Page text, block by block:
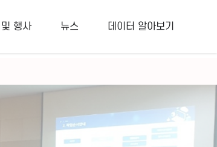
행사 뉴스 데이터 알아보기